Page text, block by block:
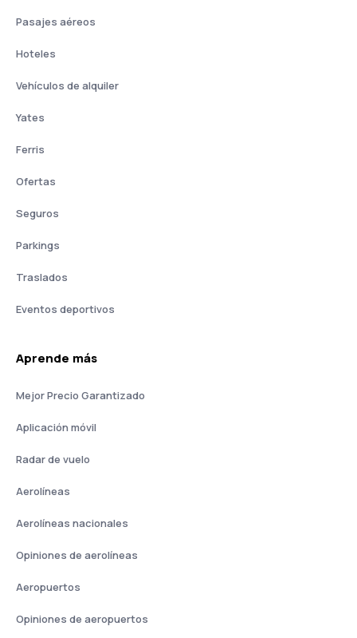
Pasajes aéreos
Hoteles
Vehículos de alquiler
Yates
Ferris
Ofertas
Seguros
Parkings
Traslados
Eventos deportivos
Aprende más
Mejor Precio Garantizado
Aplicación móvil
Radar de vuelo
Aerolíneas
Aerolíneas nacionales
Opiniones de aerolíneas
Aeropuertos
Opiniones de aeropuertos